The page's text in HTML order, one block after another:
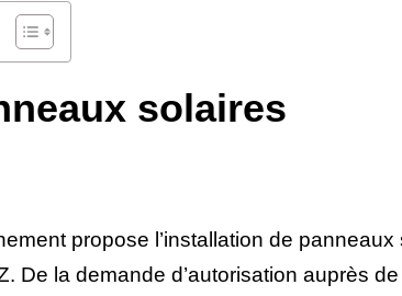
solaires
propose l’installation de
De la demande d’autorisation auprès